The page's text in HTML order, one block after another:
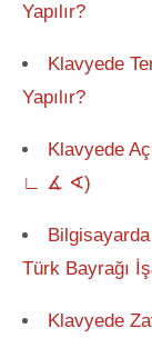
Yapılır?
Klavyede
Yapılır?
Klavyede
∟ ∡ ∢)
Türk Bayrağı
Klavyede